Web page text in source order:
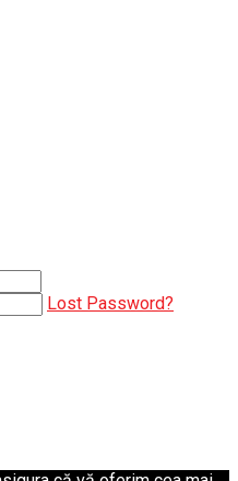
Lost Password?